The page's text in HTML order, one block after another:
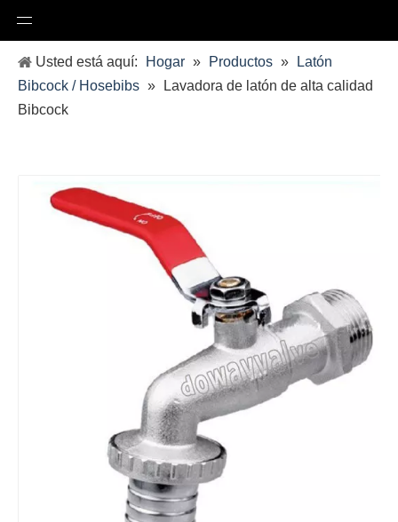
Usted está aquí: Hogar » Productos »
Latón
Bibcock / Hosebibs »
Lavadora de latón de alta calidad
Bibcock